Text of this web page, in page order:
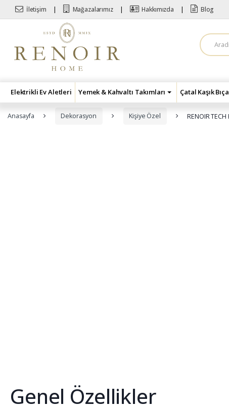
Skip to navigation
Skip to content
İletişim Mağazalarımız Hakkımızda Blog
A
r
a
Elektrikli Ev Aletleri Yemek & Kahvaltı Takımları Çatal Kaşık
Anasayfa Dekorasyon Kişiye Özel RENOIR
Genel Özellikler